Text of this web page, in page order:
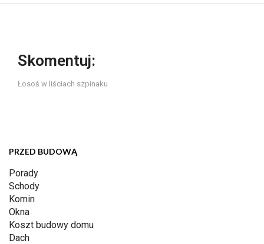
Skomentuj:
Łosoś w liściach szpinaku
PRZED BUDOWĄ
Porady
Schody
Komin
Okna
Koszt budowy domu
Dach